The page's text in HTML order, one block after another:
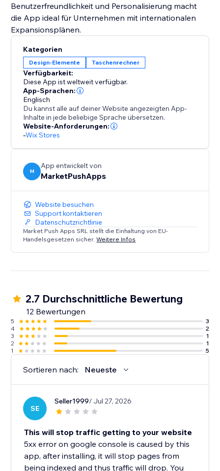
Benutzerfreundlichkeit und Personalisierung macht
die App ideal für Unternehmen mit internationalen
Expansionsplänen.
Kategorien
Design-Elemente Taschenrechner
Verfügbarkeit:
Diese App ist weltweit verfügbar.
App-Sprachen:
Englisch
Du kannst alle auf deiner Website angezeigten App-
Inhalte in jede beliebige Sprache übersetzen.
Website-Anforderungen:
-Wix Stores
M
App entwickelt von
MarketPushApps
Website besuchen
Support kontaktieren
Datenschutzrichtlinie
Market Push Apps SRL stellt die Einhaltung von EU-
Handelsgesetzen sicher.Weitere Infos
2.7 Durchschnittliche Bewertung
12 Bewertungen
5
3
4
2
3
1
2
1
1
5
Sortieren nach: Neueste
SE
Seller1999/ Jul 27, 2026
This will stop traffic getting to your website
5xx error on google console is caused by this
app, after installing, it will stop pages from
being indexed and thus traffic will drop. You